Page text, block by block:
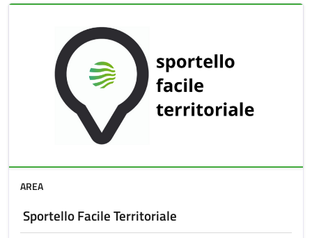
AREA
Sportello Facile Territoriale